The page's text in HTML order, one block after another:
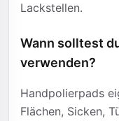
Lackstellen.
Wann solltest
verwenden?
Handpolierpads
Flächen, Sicken,